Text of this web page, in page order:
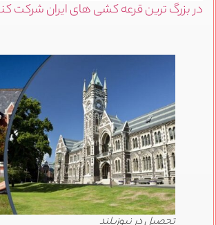
بزرگ ترین قرعه کشی های ایران شرکت کنید!